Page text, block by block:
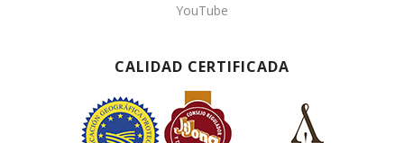
YouTube
CALIDAD CERTIFICADA